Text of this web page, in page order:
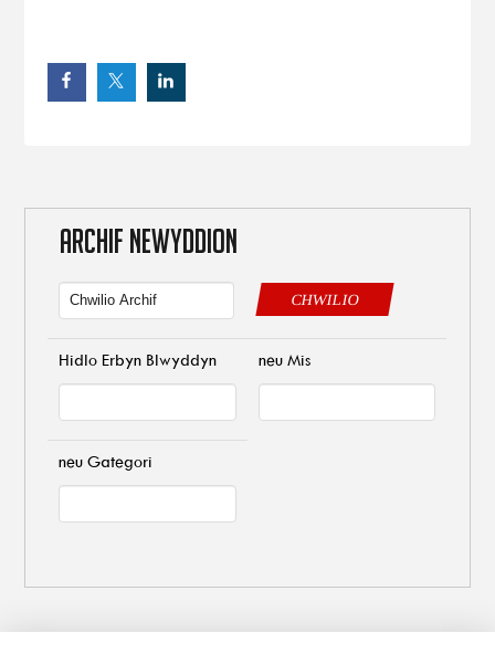
ARCHIF NEWYDDION
CHWILIO
Hidlo Erbyn Blwyddyn neu Mis
neu Gategori